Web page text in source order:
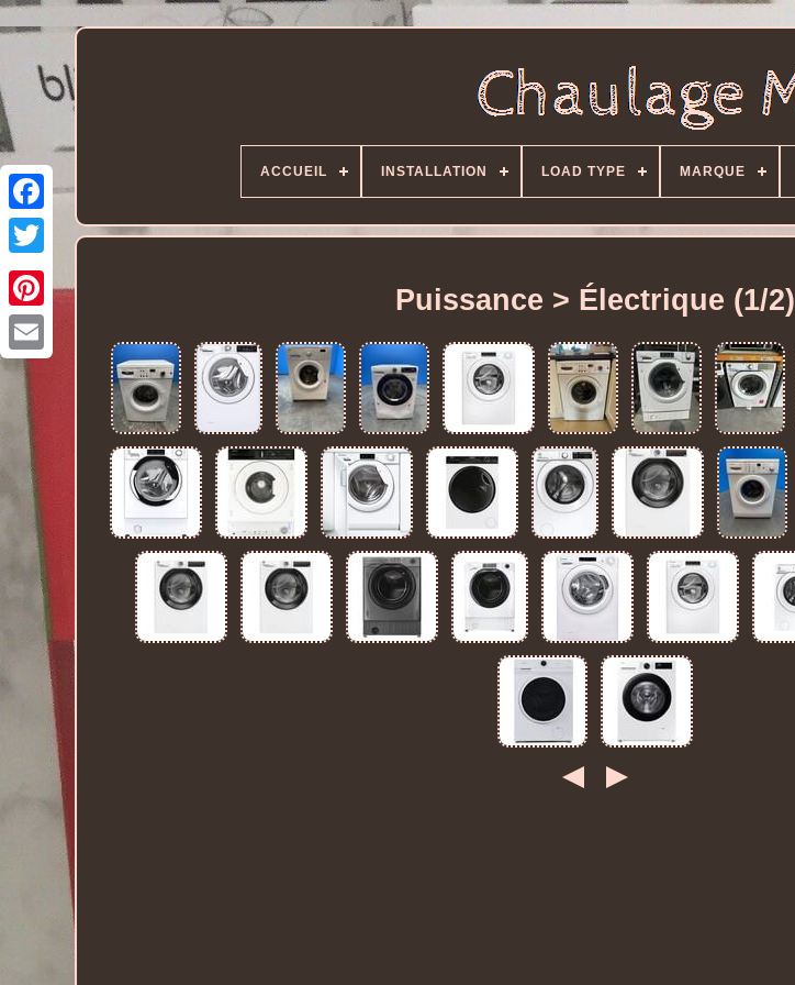
ACCUEIL INSTALLATION LOAD TYPE MARQUE
Puissance > Électrique (1/2)